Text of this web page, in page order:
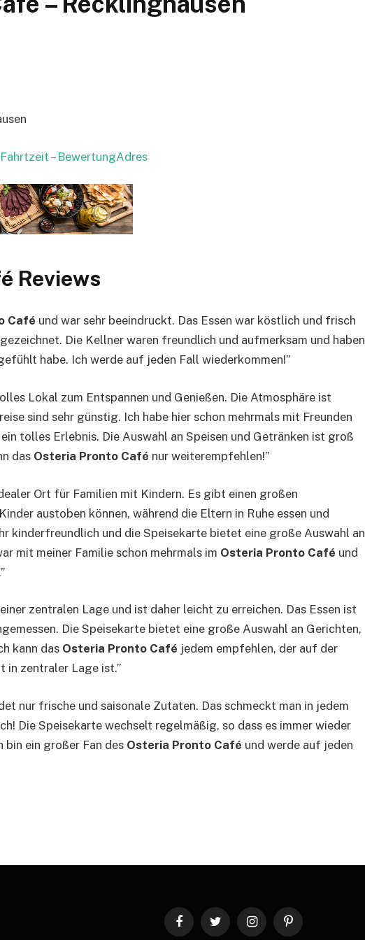
– BewertungAdres
Reviews
Café und war sehr beeindruckt. Das Essen war köstlich und frisch
Die Kellner waren freundlich und aufmerksam und haben
habe. Ich werde auf jeden Fall wiederkommen!”
Lokal zum Entspannen und Genießen. Die Atmosphäre ist
sind sehr günstig. Ich habe hier schon mehrmals mit Freunden
tolles Erlebnis. Die Auswahl an Speisen und Getränken ist groß
das Osteria Pronto Café nur weiterempfehlen!”
Ort für Familien mit Kindern. Es gibt einen großen
austoben können, während die Eltern in Ruhe essen und
kinderfreundlich und die Speisekarte bietet eine große Auswahl an
mit meiner Familie schon mehrmals im Osteria Pronto Café und
zentralen Lage und ist daher leicht zu erreichen. Das Essen ist
Die Speisekarte bietet eine große Auswahl an Gerichten,
kann das Osteria Pronto Café jedem empfehlen, der auf der
in zentraler Lage ist.”
nur frische und saisonale Zutaten. Das schmeckt man in jedem
Die Speisekarte wechselt regelmäßig, so dass es immer wieder
bin ein großer Fan des Osteria Pronto Café und werde auf jeden
FacebookTwitter InstagramPinterest